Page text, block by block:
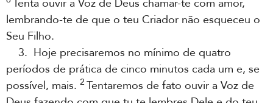
Tenta ouvir a Voz de Deus chamar-te com amor,
lembrando-te de que o teu Criador não esqueceu o
Seu Filho.
3. Hoje precisaremos no mínimo de quatro
períodos de prática de cinco minutos cada um e, se
possível, mais. 2 Tentaremos de fato ouvir a Voz de